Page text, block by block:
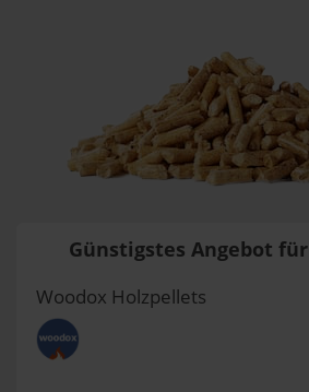
Günstigstes Angebot für
Woodox Holzpellets